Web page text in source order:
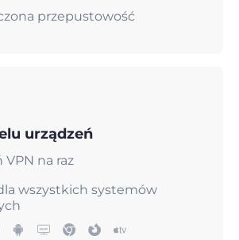
przepustowość
urządzeń
VPN na raz
wszystkich systemów